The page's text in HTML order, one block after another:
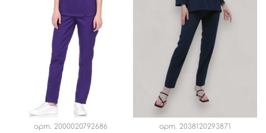
арт. 2000020792686 арт. 2038120293871